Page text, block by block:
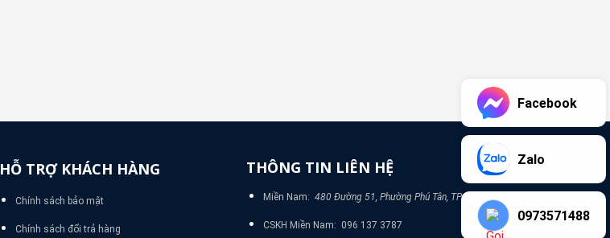
HỖ TRỢ KHÁCH HÀNG
Chính sách bảo mật
Chính sách đổi trả hàng
THÔNG TIN LIÊN HỆ
Miền Nam: 480 Đường 51, Phường Phú Tân, TP Bình Dương
CSKH Miền Nam: 096 137 3787
Facebook
Zalo
0973571488